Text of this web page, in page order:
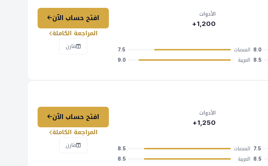
الأدوات
1,200+
8.0 المنصات 7.5
8.5 العربية 9.0
افتح حساب الآن
المراجعة الكاملة
قارن
الأدوات
1,250+
7.5 المنصات 8.5
8.5 العربية 8.5
افتح حساب الآن
المراجعة الكاملة
قارن